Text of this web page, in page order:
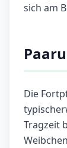
sich am
Die
Tragzeit